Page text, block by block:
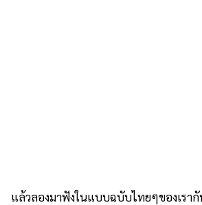
แล้วลองมาฟังในแบบฉบับไทยๆของเรา